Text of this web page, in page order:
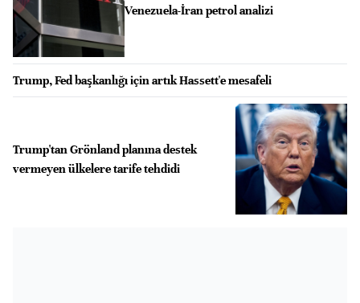
Venezuela-İran petrol analizi
Trump, Fed başkanlığı için artık Hassett'e mesafeli
Trump'tan Grönland planına destek
vermeyen ülkelere tarife tehdidi